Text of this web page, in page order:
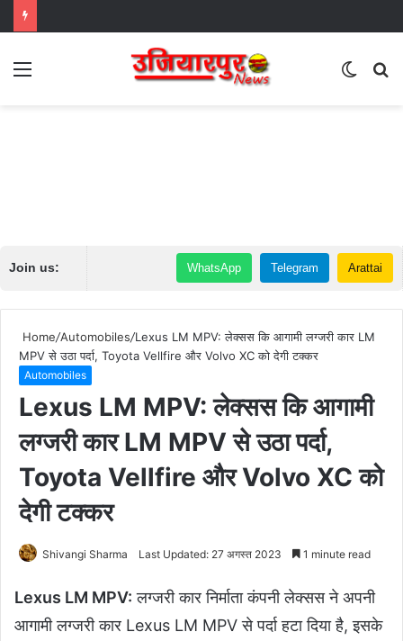
Menu
Switch
Join us: WhatsApp Telegram Arattai
Home/Automobiles/Lexus LM MPV: लेक्सस कि आगामी लग्जरी कार LM
MPV से उठा पर्दा, Toyota Vellfire और Volvo XC को देगी टक्कर
Automobiles
Lexus LM MPV: लेक्सस कि आगामी
लग्जरी कार LM MPV से उठा पर्दा,
Toyota Vellfire और Volvo XC को
देगी टक्कर
Shivangi Sharma Last Updated: 27 अगस्त 2023 1 minute read
Lexus LM MPV: लग्जरी कार निर्माता कंपनी लेक्सस ने अपनी
आगामी लग्जरी कार Lexus LM MPV से पर्दा हटा दिया है, इसके